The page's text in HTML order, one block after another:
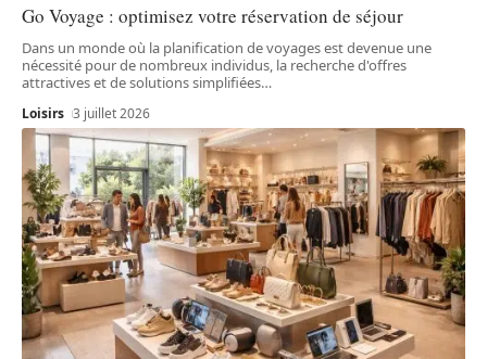
Go Voyage : optimisez votre réservation de séjour
Dans un monde où la planification de voyages est devenue une
nécessité pour de nombreux individus, la recherche d'offres
attractives et de solutions simplifiées…
Loisirs 3 juillet 2026